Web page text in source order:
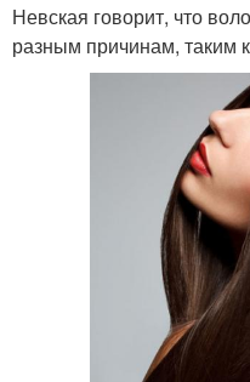
Невская говорит, что
разным причинам, таким